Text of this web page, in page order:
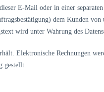
E-Mail oder in einer
dem Kunden
wird unter Wahrung des
Elektronische Rechnungen
gestellt.